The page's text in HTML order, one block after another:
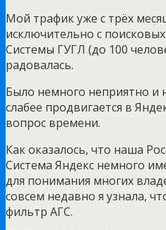
Мой трафик уже с трёх
исключительно с
Системы ГУГЛ (до 100
радовалась.
Было немного неприятно и
слабее продвигается в
вопрос времени.
Как оказалось, что наша
Система Яндекс немного
для понимания многих
совсем недавно я узнала,
фильтр АГС.